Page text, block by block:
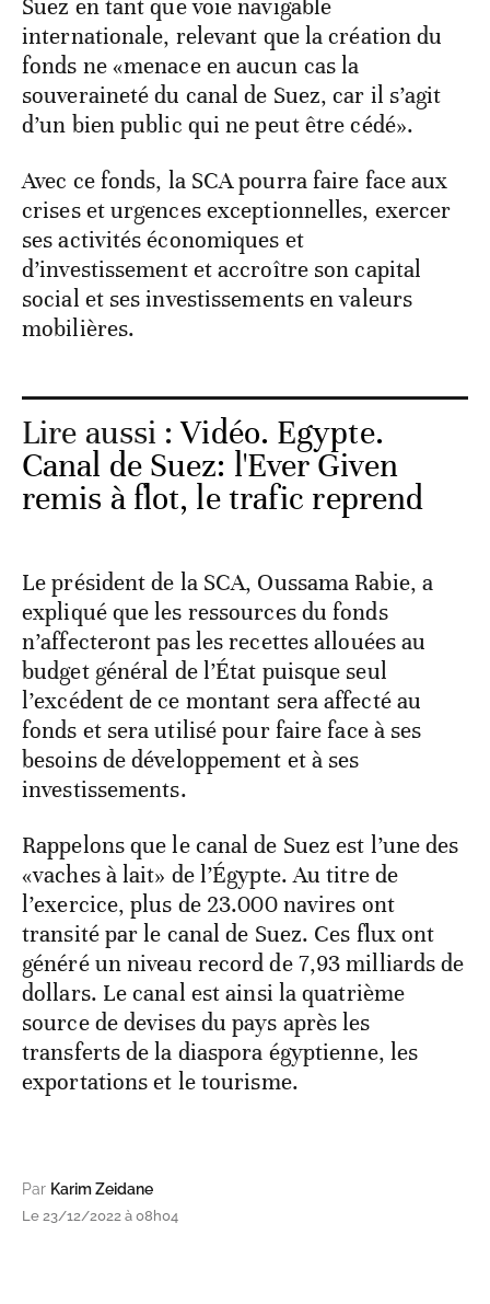
Suez en tant que voie navigable
internationale, relevant que la création du
fonds ne «menace en aucun cas la
souveraineté du canal de Suez, car il s’agit
d’un bien public qui ne peut être cédé».
Avec ce fonds, la SCA pourra faire face aux
crises et urgences exceptionnelles, exercer
ses activités économiques et
d’investissement et accroître son capital
social et ses investissements en valeurs
mobilières.
Lire aussi :Vidéo. Egypte.
Canal de Suez: l'Ever Given
remis à flot, le trafic reprend
Le président de la SCA, Oussama Rabie, a
expliqué que les ressources du fonds
n’affecteront pas les recettes allouées au
budget général de l’État puisque seul
l’excédent de ce montant sera affecté au
fonds et sera utilisé pour faire face à ses
besoins de développement et à ses
investissements.
Rappelons que le canal de Suez est l’une des
«vaches à lait» de l’Égypte. Au titre de
l’exercice, plus de 23.000 navires ont
transité par le canal de Suez. Ces flux ont
généré un niveau record de 7,93 milliards de
dollars. Le canal est ainsi la quatrième
source de devises du pays après les
transferts de la diaspora égyptienne, les
exportations et le tourisme.
Par Karim Zeidane
Le 23/12/2022 à 08h04